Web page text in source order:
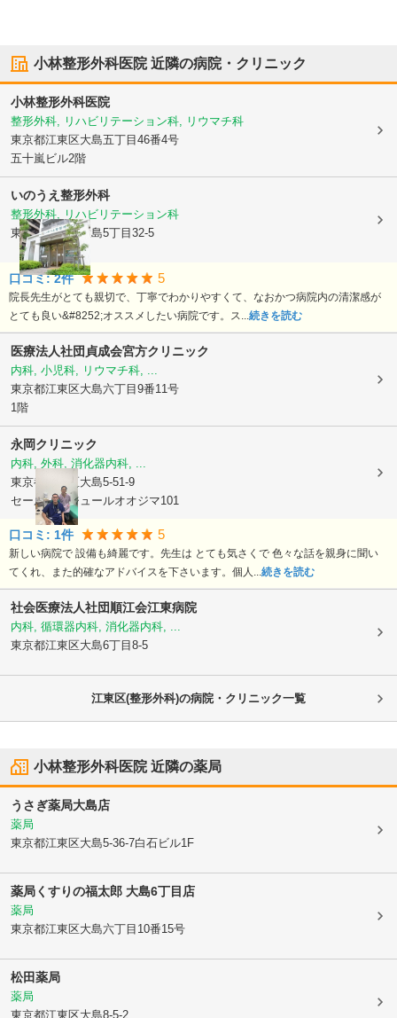
小林整形外科医院近隣の病院・クリニック
小林整形外科医院
整形外科, リハビリテーション科, リウマチ科
東京都江東区大島五丁目46番4号
五十嵐ビル2階
いのうえ整形外科
整形外科, リハビリテーション科
東京都江東区大島5丁目32-5
口コミ:2件 5
院長先生がとても親切で、丁寧でわかりやすくて、なおかつ病院内の清潔感が
とても良い&#8252;オススメしたい病院です。ス... 続きを読む
医療法人社団貞成会宮方クリニック
内科, 小児科, リウマチ科, ...
東京都江東区大島六丁目9番11号
1階
永岡クリニック
内科, 外科, 消化器内科, ...
東京都江東区大島5-51-9
セールデセジュールオオジマ101
口コミ: 1件 5
新しい病院で 設備も綺麗です。先生は とても気さくで 色々な話を親身に聞い
てくれ、また的確なアドバイスを下さいます。個人... 続きを読む
社会医療法人社団順江会江東病院
内科, 循環器内科, 消化器内科, ...
東京都江東区大島6丁目8-5
江東区(整形外科)の病院・クリニック一覧
小林整形外科医院近隣の薬局
うさぎ薬局大島店
薬局
東京都江東区大島5-36-7白石ビル1F
薬局くすりの福太郎 大島6丁目店
薬局
東京都江東区大島六丁目10番15号
松田薬局
薬局
東京都江東区大島8-5-2